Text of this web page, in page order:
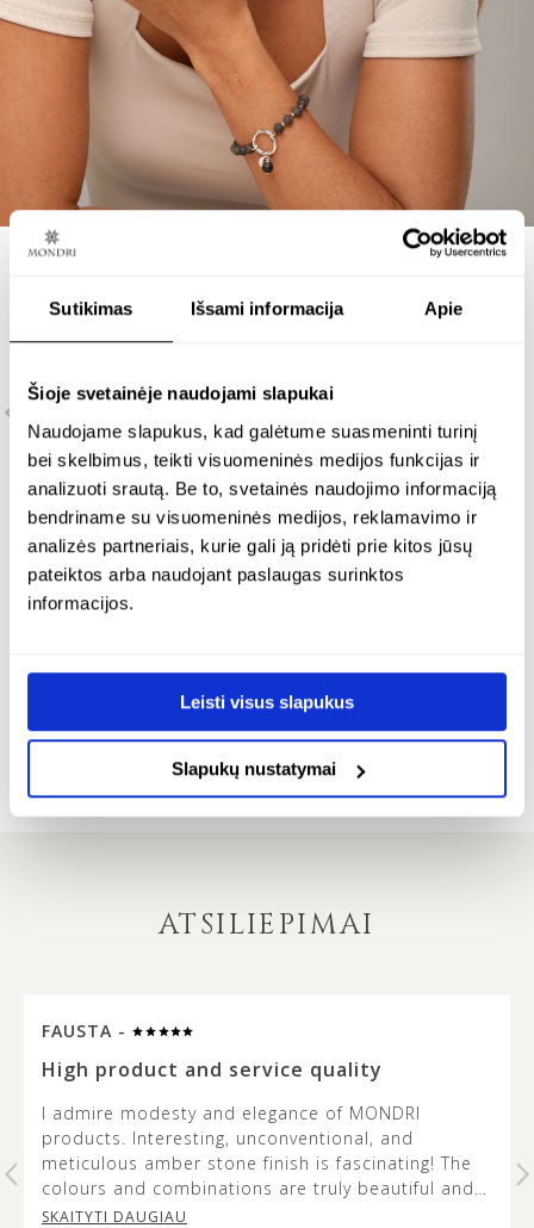
Sutikimas Išsami informacija Apie
Šioje svetainėje naudojami slapukai
Naudojame slapukus, kad galėtume suasmeninti turinį
bei skelbimus, teikti visuomeninės medijos funkcijas ir
analizuoti srautą. Be to, svetainės naudojimo informaciją
bendriname su visuomeninės medijos, reklamavimo ir
analizės partneriais, kurie gali ją pridėti prie kitos jūsų
pateiktos arba naudojant paslaugas surinktos
informacijos.
Leisti visus slapukus
Slapukų nustatymai
Daugiau informacijos apie pristatymo sąlygas rasite
gintarinis vėrinys su
sidabru ir 7 mm juodu
€248.00
sidabriniai kabantys
Sidabras 925
€102.00
ATSILIEPIMAI
FAUSTA -
High product and service quality
I admire modesty and elegance of MONDRI
products. Interesting, unconventional, and
meticulous amber stone finish is fascinating! The
colours and combinations are truly beautiful and
it’s lovely to see how the metal design does not
SKAITYTI DAUGIAU